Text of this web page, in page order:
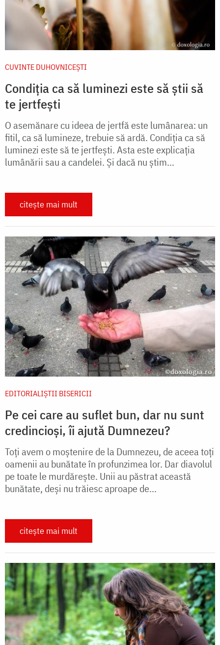
CUVINTE DUHOVNICEȘTI
Condiția ca să luminezi este să știi să
te jertfești
O asemănare cu ideea de jertfă este lumânarea: un
fitil, ca să lumineze, trebuie să ardă. Condiția ca să
luminezi este să te jertfești. Asta este explicația
lumânării sau a candelei. Și dacă nu știm...
citește mai mult
EDITORIALIȘTII BISERICII
Pe cei care au suflet bun, dar nu sunt
credincioși, îi ajută Dumnezeu?
Toți avem o moșteni­re de la Dumnezeu, de aceea toți
oamenii au bunătate în profunzimea lor. Dar diavolul
pe toate le mur­dărește. Unii au păstrat această
bunătate, deși nu trăiesc aproape de...
citește mai mult